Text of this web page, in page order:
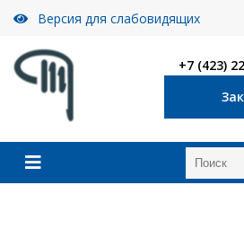
Версия для слабовидящих
+7 (423)